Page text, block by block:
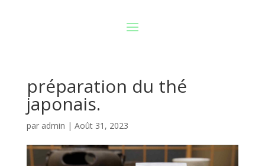
préparation du thé
japonais.
par admin | Août 31, 2023